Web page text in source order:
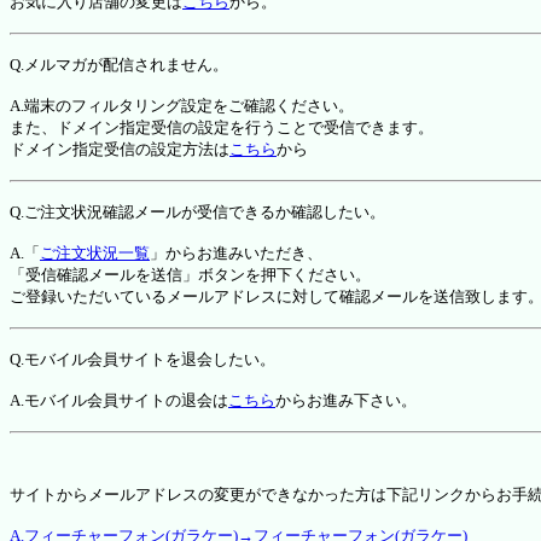
Q.メルマガが配信されません。
A.端末のフィルタリング設定をご確認ください。
また、ドメイン指定受信の設定を行うことで受信できます。
ドメイン指定受信の設定方法はこちらから
Q.ご注文状況確認メールが受信できるか確認したい。
A.「 ご注文状況一覧 」からお進みいただき、
「受信確認メールを送信」ボタンを押下ください。
ご登録いただいているメールアドレスに対して確認メールを送信致します。
Q.モバイル会員サイトを退会したい。
A.モバイル会員サイトの退会はこちらからお進み下さい。
サイトからメールアドレスの変更ができなかった方は下記リンクからお手
A.フィーチャーフォン(ガラケー)→フィーチャーフォン(ガラケー)